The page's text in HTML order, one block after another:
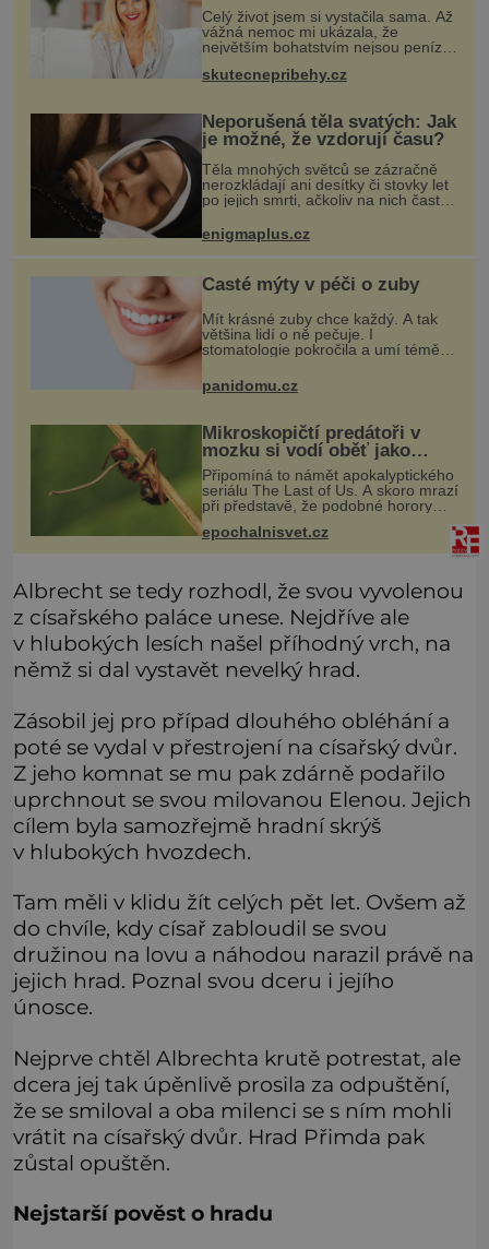
Celý život jsem si vystačila sama. Až
vážná nemoc mi ukázala, že
největším bohatstvím nejsou peníze
ochotný podat pomocnou ruku.
skutecnepribehy.cz
Neporušená těla svatých: Jak
je možné, že vzdorují času?
Těla mnohých světců se zázračně
nerozkládají ani desítky či stovky let
po jejich smrti, ačkoliv na nich často
jiné pokusy o konzervaci.
Neporušené ostatky bývají považo
enigmaplus.cz
Časté mýty v péči o zuby
Mít krásné zuby chce každý. A tak
většina lidí o ně pečuje. I
stomatologie pokročila a umí téměř
které se tradují, nedaří vyvrátit.
Které? Večer místo čištění s
panidomu.cz
Mikroskopičtí predátoři v
mozku si vodí oběť jako
loutku
Připomíná to námět apokalyptického
seriálu The Last of Us. A skoro mrazí
při představě, že podobné horory
probíhají v přírodě běžně – s tím
rozdílem, že nejde pouze o infekce
parazitickou houbou a že
epochalnisvet.cz
Albrecht se tedy rozhodl, že svou vyvolenou
z císařského paláce unese. Nejdříve ale
v hlubokých lesích našel příhodný vrch, na
němž si dal vystavět nevelký hrad.
Zásobil jej pro případ dlouhého obléhání a
poté se vydal v přestrojení na císařský dvůr.
Z jeho komnat se mu pak zdárně podařilo
uprchnout se svou milovanou Elenou. Jejich
cílem byla samozřejmě hradní skrýš
v hlubokých hvozdech.
Tam měli v klidu žít celých pět let. Ovšem až
do chvíle, kdy císař zabloudil se svou
družinou na lovu a náhodou narazil právě na
jejich hrad. Poznal svou dceru i jejího
únosce.
Nejprve chtěl Albrechta krutě potrestat, ale
dcera jej tak úpěnlivě prosila za odpuštění,
že se smiloval a oba milenci se s ním mohli
vrátit na císařský dvůr. Hrad Přimda pak
zůstal opuštěn.
Nejstarší pověst o hradu